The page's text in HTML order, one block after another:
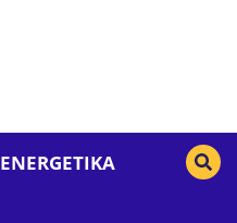
ENERGETIKA